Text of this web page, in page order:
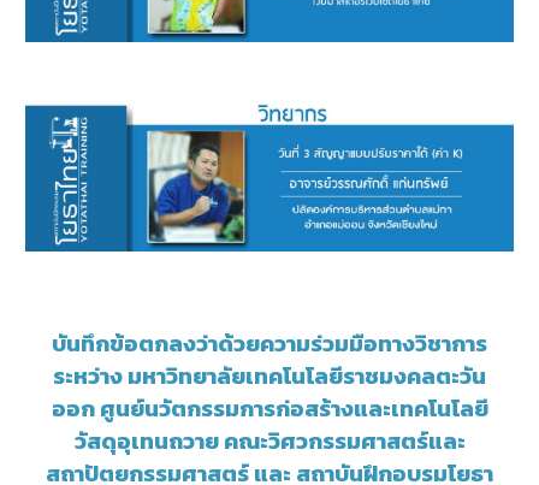
บันทึกข้อตกลงว่าด้วยความร่วมมือทางวิชาการ
ระหว่าง มหาวิทยาลัยเทคโนโลยีราชมงคลตะวัน
ออก ศูนย์นวัตกรรมการก่อสร้างและเทคโนโลยี
วัสดุอุเทนถวาย คณะวิศวกรรมศาสตร์และ
สถาปัตยกรรมศาสตร์ และ สถาบันฝึกอบรมโยธา